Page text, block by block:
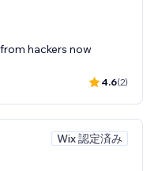
hackers now
4.6(2)
Wix 認定済み